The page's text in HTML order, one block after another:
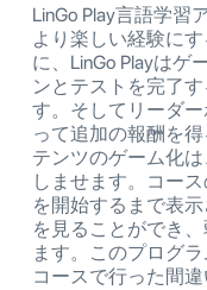
LinGo Play言語学習
より楽しい経験に
に、LinGo Playはゲ
ンとテストを完了
す。そしてリーダ
って追加の報酬を
テンツのゲーム化
しませます。コー
を開始するまで表
を見ることができ
ます。このプログ
コースで行った間違